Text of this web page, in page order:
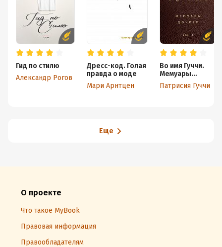
Гид по стилю
Александр Рогов
Дресс-код. Голая
правда о моде
Мари Арнтцен
Во имя Гуччи.
Мемуары
дочери
Патрисия Гуччи
Еще
О проекте
Что такое MyBook
Правовая информация
Правообладателям